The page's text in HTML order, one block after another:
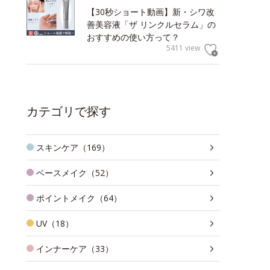
【30秒ショート動画】新・シワ改
善美容液「ザ リンクルセラム」の
おすすめの使い方って？
5411 view
カテゴリで探す
スキンケア（169）
ベースメイク（52）
ポイントメイク（64）
UV（18）
インナーケア（33）